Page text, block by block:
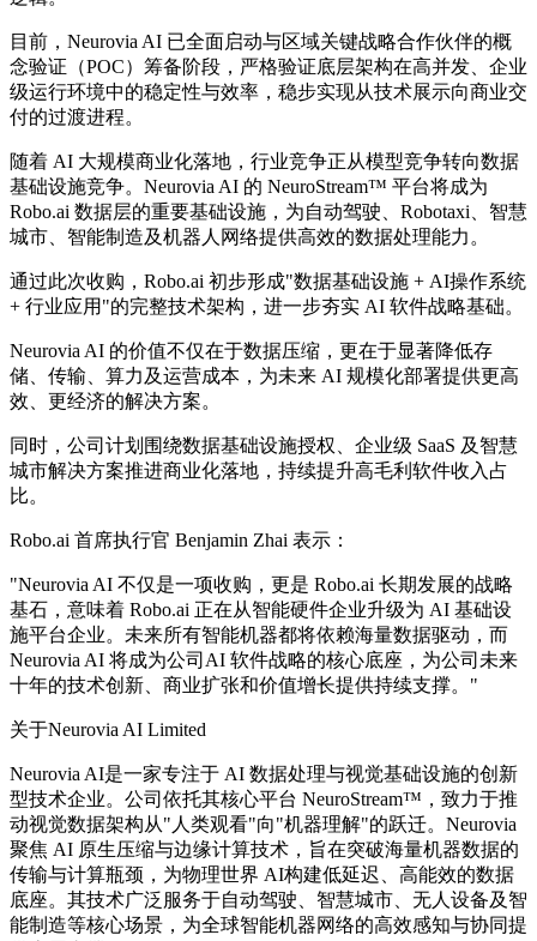
目前，Neurovia AI 已全面启动与区域关键战略合作伙伴的概
念验证（POC）筹备阶段，严格验证底层架构在高并发、企业
级运行环境中的稳定性与效率，稳步实现从技术展示向商业交
付的过渡进程。
随着 AI 大规模商业化落地，行业竞争正从模型竞争转向数据
基础设施竞争。Neurovia AI 的 NeuroStream™ 平台将成为
Robo.ai 数据层的重要基础设施，为自动驾驶、Robotaxi、智慧
城市、智能制造及机器人网络提供高效的数据处理能力。
通过此次收购，Robo.ai 初步形成"数据基础设施 + AI操作系统
+ 行业应用"的完整技术架构，进一步夯实 AI 软件战略基础。
Neurovia AI 的价值不仅在于数据压缩，更在于显著降低存
储、传输、算力及运营成本，为未来 AI 规模化部署提供更高
效、更经济的解决方案。
同时，公司计划围绕数据基础设施授权、企业级 SaaS 及智慧
城市解决方案推进商业化落地，持续提升高毛利软件收入占
比。
Robo.ai 首席执行官 Benjamin Zhai 表示：
"Neurovia AI 不仅是一项收购，更是 Robo.ai 长期发展的战略
基石，意味着 Robo.ai 正在从智能硬件企业升级为 AI 基础设
施平台企业。未来所有智能机器都将依赖海量数据驱动，而
Neurovia AI 将成为公司AI 软件战略的核心底座，为公司未来
十年的技术创新、商业扩张和价值增长提供持续支撑。"
关于Neurovia AI Limited
Neurovia AI是一家专注于 AI 数据处理与视觉基础设施的创新
型技术企业。公司依托其核心平台 NeuroStream™，致力于推
动视觉数据架构从"人类观看"向"机器理解"的跃迁。Neurovia
聚焦 AI 原生压缩与边缘计算技术，旨在突破海量机器数据的
传输与计算瓶颈，为物理世界 AI构建低延迟、高能效的数据
底座。其技术广泛服务于自动驾驶、智慧城市、无人设备及智
能制造等核心场景，为全球智能机器网络的高效感知与协同提